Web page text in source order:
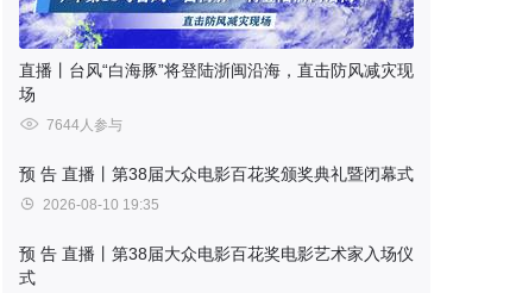
直播丨台风“白海豚”将登陆浙闽沿海，直击防风减灾现
场
7644人参与
预 告 直播丨第38届大众电影百花奖颁奖典礼暨闭幕式
2026-08-10 19:35
预 告 直播丨第38届大众电影百花奖电影艺术家入场仪
式